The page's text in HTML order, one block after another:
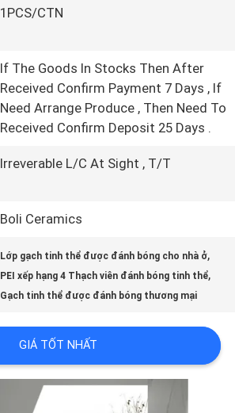
1PCS/CTN
If The Goods In Stocks Then After
Received Confirm Payment 7 Days , If
Need Arrange Produce , Then Need To
Received Confirm Deposit 25 Days .
Irreverable L/C At Sight , T/T
Boli Ceramics
Lớp gạch tinh thể được đánh bóng cho nhà ở,
PEI xếp hạng 4 Thạch viên đánh bóng tinh thể,
Gạch tinh thể được đánh bóng thương mại
GIÁ TỐT NHẤT